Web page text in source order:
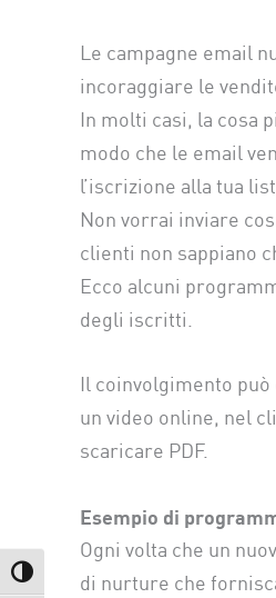
Attiva/disattiva alto contrasto
Le campagne email
incoraggiare le
In molti casi, la cosa
modo che le email
l’iscrizione alla tua
Non vorrai inviare
clienti non sappiano
Ecco alcuni
degli iscritti.
Il coinvolgimento
un video online, nel
scaricare PDF.
Esempio di
Ogni volta che un
di nurture che